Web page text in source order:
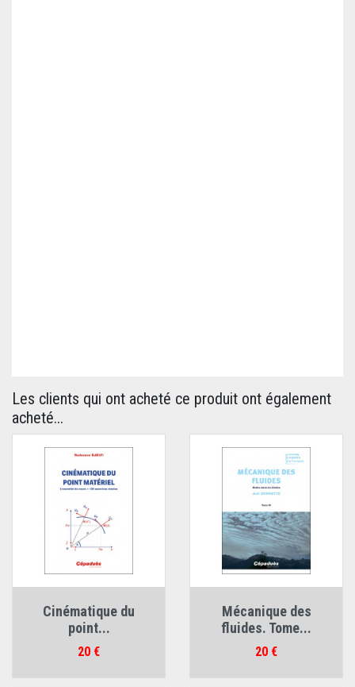
Les clients qui ont acheté ce produit ont également
acheté...
Cinématique du
point...
Prix
20 €
Mécanique des
fluides. Tome...
Prix
20 €